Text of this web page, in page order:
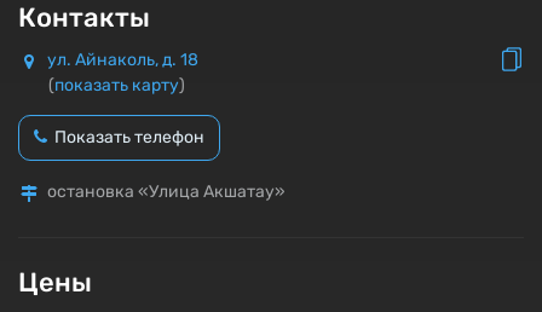
Контакты
ул. Айнаколь, д. 18
(показать карту)
Показать телефон
остановка «Улица Акшатау»
Цены